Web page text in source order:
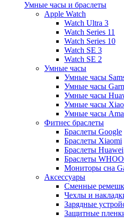
Умные часы и браслеты
Apple Watch
Watch Ultra 3
Watch Series 11
Watch Series 10
Watch SE 3
Watch SE 2
Умные часы
Умные часы
Умные часы
Умные часы
Умные часы
Умные часы
Фитнес браслеты
Браслеты Google
Браслеты Xiaomi
Браслеты Huawei
Браслеты
Мониторы сна
Аксессуары
Сменные
Чехлы и
Зарядные
Защитные